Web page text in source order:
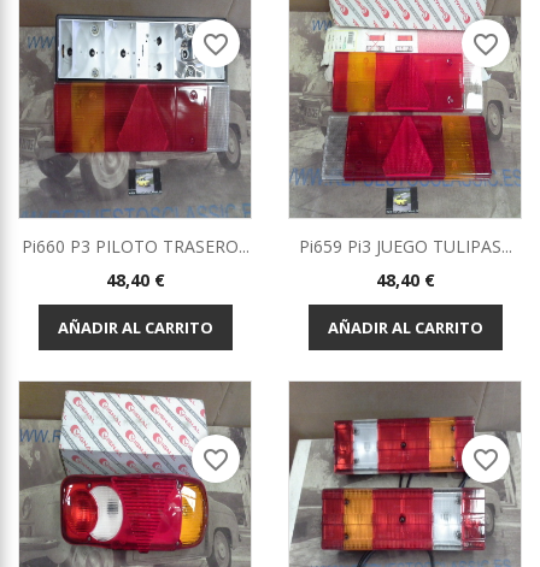
Pi660 P3 PILOTO TRASERO...
Precio
48,40 €
AÑADIR AL CARRITO
favorite_border
Pi659 Pi3 JUEGO TULIPAS...
Precio
48,40 €
AÑADIR AL CARRITO
favorite_border
favorite_border favorite_border